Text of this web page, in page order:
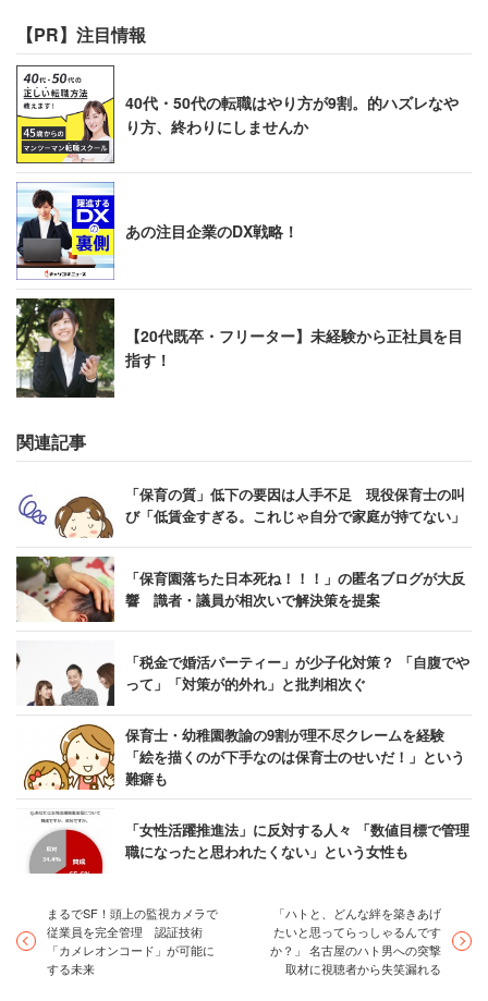
【PR】注目情報
40代・50代の転職はやり方が9割。的ハズレなや
り方、終わりにしませんか
あの注目企業のDX戦略！
【20代既卒・フリーター】未経験から正社員を目
指す！
関連記事
「保育の質」低下の要因は人手不足 現役保育士の叫
び「低賃金すぎる。これじゃ自分で家庭が持てない」
「保育園落ちた日本死ね！！！」の匿名ブログが大反
響 識者・議員が相次いで解決策を提案
「税金で婚活パーティー」が少子化対策？ 「自腹でや
って」「対策が的外れ」と批判相次ぐ
保育士・幼稚園教諭の9割が理不尽クレームを経験
「絵を描くのが下手なのは保育士のせいだ！」という
難癖も
「女性活躍推進法」に反対する人々 「数値目標で管理
職になったと思われたくない」という女性も
まるでSF！頭上の監視カメラで
従業員を完全管理 認証技術
「カメレオンコード」が可能に
する未来
「ハトと、どんな絆を築きあげ
たいと思ってらっしゃるんです
か？」 名古屋のハト男への突撃
取材に視聴者から失笑漏れる